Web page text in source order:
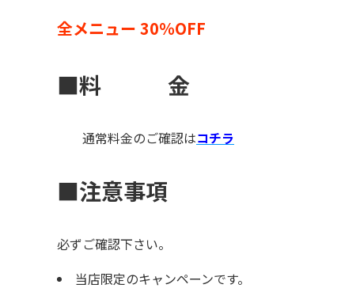
全メニュー 30％OFF
■料 金
通常料金のご確認はコチラ
■注意事項
必ずご確認下さい。
当店限定のキャンペーンです。